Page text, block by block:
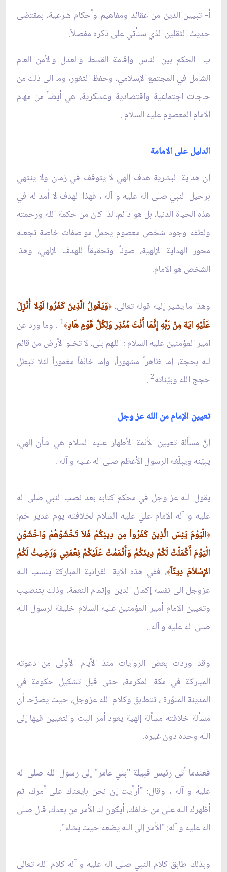
أ- تبيين الدين من عقائد ومفاهيم وأحكام شرعية، بمقتضى
حديث الثقلين الذي سنأتي على ذكره مفصلاً.
ب- الحكم بين الناس وإقامة القسط والعدل والأمن العام
الشامل في المجتمع الإسلامي، وحفظ الثغور، وما الى ذلك من
حاجات اجتماعية واقتصادية وعسكرية، هي أيضاً من مهام
الامام المعصوم عليه السلام .
الدليل على الامامة
إن هداية البشرية هدف إلهي لا يتوقف في زمان ولا ينتهي
برحيل النبي صلى اله عليه و آله ، فهذا الهدف لا أمد له في
هذه الحياة الدنيا، بل هو دائم، لذا كان من حكمة الله ورحمته
ولطفه وجود شخص معصوم يحمل مواصفات خاصة تجعله
محور الهداية الإلهية، صوناً وتحقيقاً للهدف الإلهي، وهذا
الشخص هو الامام.
وهذا ما يشير إليه قوله تعالى، ﴿وَيَقُولُ الَّذِينَ كَفَرُوا لَوْلا أُنْزِلَ
عَلَيْهِ ايَة مِنْ رَبِّهِ إِنَّمَا أَنْتَ مُنْذِر وَلِكُلّ‏ِ قَوْمٍ هَادٍ﴾1 . وما ورد عن
امير المؤمنين عليه السلام : اللهم بلى، لا تخلو الأرض من قائم
لله بحجة، إما ظاهراً مشهوراً، وإما خائفاً مغموراً لئلا تبطل
حجج الله وبيّناته2
.
تعيين الإمام من الله عز وجل‏
إنّ‏َ مسألة تعيين الأئمة الأطهار عليه السلام هي شأن إلهي،
يبيّنه ويبلّغه الرسول الأعظم صلى اله عليه و آله .
يقول الله عز وجل في محكم كتابه بعد نصب النبي صلى اله
عليه و آله الإمام علي عليه السلام لخلافته يوم غدير خم:
﴿الْيَوْمَ يَئِسَ الَّذِينَ كَفَرُواْ مِن دِينِكُمْ فَلاَ تَخْشَوْهُمْ وَاخْشَوْنِ
الْيَوْمَ أَكْمَلْتُ لَكُمْ دِينَكُمْ وَأَتْمَمْتُ عَلَيْكُمْ نِعْمَتِي وَرَضِيتُ لَكُمُ
الإِسْلاَمَ دِينًاً﴾، ففي هذه الاية القرانية المباركة ينسب الله
عزوجل الى نفسه إكمال الدين وإتمام النعمة، وذلك بتنصيب
وتعيين الإمام أمير المؤمنين عليه السلام خليفة لرسول الله
صلى اله عليه و آله .
وقد وردت بعض الروايات منذ الأيام الأولى من دعوته
المباركة في مكة المكرمة، حتى قبل تشكيل حكومة في
المدينة المنوّرة ، تتطابق وكلام الله عزوجل، حيث يصرّحا أن
مسألة خلافته مسألة إلهية يعود أمر البت والتعيين فيها إلى
الله وحده دون غيره.
فعندما أتى رئيس قبيلة "بني عامر" إلى رسول الله صلى اله
عليه و آله ، وقال: "أرأيت إن نحن بايعناك على أمرك، ثم
أظهرك الله على من خالفك، أيكون لنا الأمر من بعدك، قال صلى
اله عليه و آله: "الأمر إلى الله يضعه حيث يشاء".
وبذلك طابق كلام النبي صلى اله عليه و آله كلام الله تعالى